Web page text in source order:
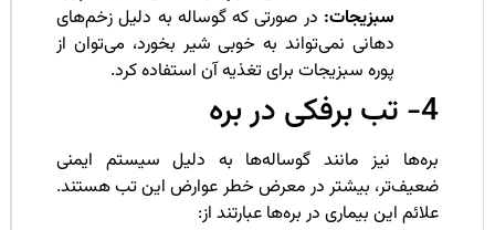
سبزیجات:در صورتی که گوساله به دلیل زخم‌های
دهانی نمی‌تواند به خوبی شیر بخورد، می‌توان از
پوره سبزیجات برای تغذیه آن استفاده کرد.
نیز مانند گوساله‌ها به دلیل سیستم ایمنی
بیشتر در معرض خطر عوارض این تب هستند.
این بیماری در بره‌ها عبارتند از: